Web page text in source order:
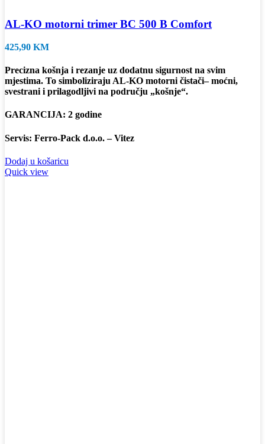
AL-KO motorni trimer BC 500 B Comfort
425,90 KM
Precizna košnja i rezanje uz dodatnu sigurnost na svim
mjestima. To simboliziraju AL-KO motorni čistači– moćni,
svestrani i prilagodljivi na području „košnje“.
GARANCIJA: 2 godine
Servis: Ferro-Pack d.o.o. – Vitez
Dodaj u košaricu
Quick view